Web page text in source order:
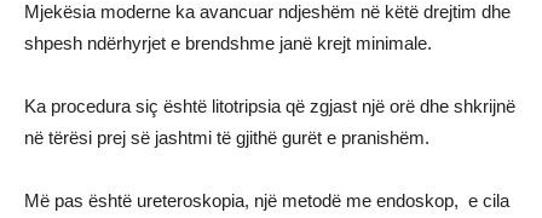
Mjekësia moderne ka avancuar ndjeshëm në këtë drejtim dhe
shpesh ndërhyrjet e brendshme janë krejt minimale.
Ka procedura siç është litotripsia që zgjast një orë dhe shkrijnë
në tërësi prej së jashtmi të gjithë gurët e pranishëm.
Më pas është ureteroskopia, një metodë me endoskop, e cila